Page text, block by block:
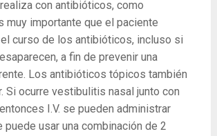
con antibióticos, como
muy importante que el paciente
curso de los antibióticos, incluso si
a fin de prevenir una
Los antibióticos tópicos también
Si ocurre vestibulitis nasal junto con
I.V. se pueden administrar
usar una combinación de 2